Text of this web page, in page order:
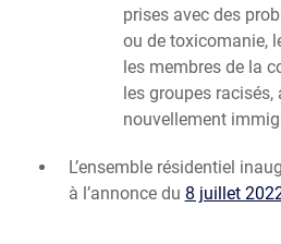
prises avec des
ou de toxicomanie,
les membres de la
les groupes
nouvellement
L’ensemble résidentiel
à l’annonce du 8 juillet